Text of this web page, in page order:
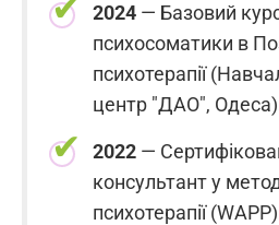
2024 — Базовий
психосоматики в
психотерапії
центр "ДАО",
2022 —
консультант у
психотерапії